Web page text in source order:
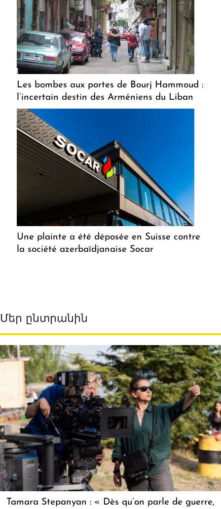
Les bombes aux portes de Bourj Hammoud :
l’incertain destin des Arméniens du Liban
Une plainte a été déposée en Suisse contre
la société azerbaïdjanaise Socar
Մեր ընտրանին
Tamara Stepanyan : « Dès qu’on parle de guerre,